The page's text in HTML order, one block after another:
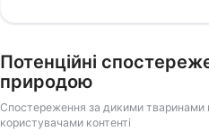
Потенційні
природою
Спостереження за дикими тваринами
користувачами контенті